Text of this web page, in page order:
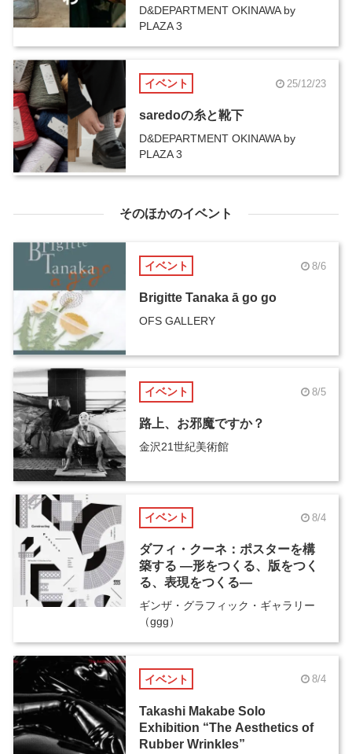
D&DEPARTMENT OKINAWA by
PLAZA 3
イベント 25/12/23
saredoの糸と靴下
D&DEPARTMENT OKINAWA by
PLAZA 3
そのほかのイベント
イベント 8/6
Brigitte Tanaka ā go go
OFS GALLERY
イベント 8/5
路上、お邪魔ですか？
金沢21世紀美術館
イベント 8/4
ダフィ・クーネ：ポスターを構
築する ―形をつくる、版をつく
る、表現をつくる―
ギンザ・グラフィック・ギャラリー
（ggg）
イベント 8/4
Takashi Makabe Solo
Exhibition “The Aesthetics of
Rubber Wrinkles”